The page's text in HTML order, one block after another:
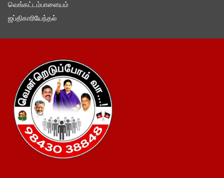
வெங்கட்டம்பாளையம்
ஜப்திகாரியேந்தல்